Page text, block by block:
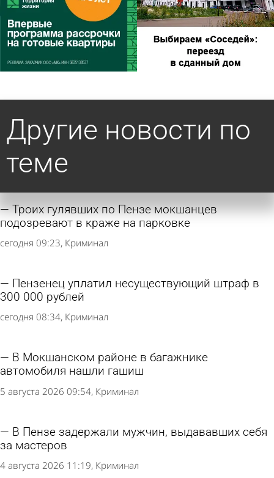
Другие новости по
теме
Троих гулявших по Пензе мокшанцев
подозревают в краже на парковке
сегодня 09:23 Криминал
Пензенец уплатил несуществующий штраф в
300 000 рублей
сегодня 08:34 Криминал
В Мокшанском районе в багажнике
автомобиля нашли гашиш
5 августа 2026 09:54 Криминал
В Пензе задержали мужчин, выдававших себя
за мастеров
4 августа 2026 11:19 Криминал